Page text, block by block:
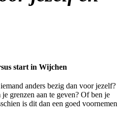
start in Wijchen
anders bezig dan voor jezelf?
grenzen aan te geven? Of ben je
is dit dan een goed voornemen